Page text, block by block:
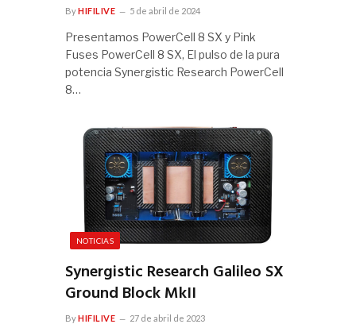
ByHIFILIVE 5 de abril de 2024
Presentamos PowerCell 8 SX y Pink
Fuses PowerCell 8 SX, El pulso de la pura
potencia Synergistic Research PowerCell
8…
NOTICIAS
Synergistic Research Galileo SX
Ground Block MkII
ByHIFILIVE 27 de abril de 2023